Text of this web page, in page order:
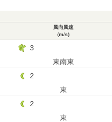
風向風速
(m/s)
3
東南東
2
東
2
東